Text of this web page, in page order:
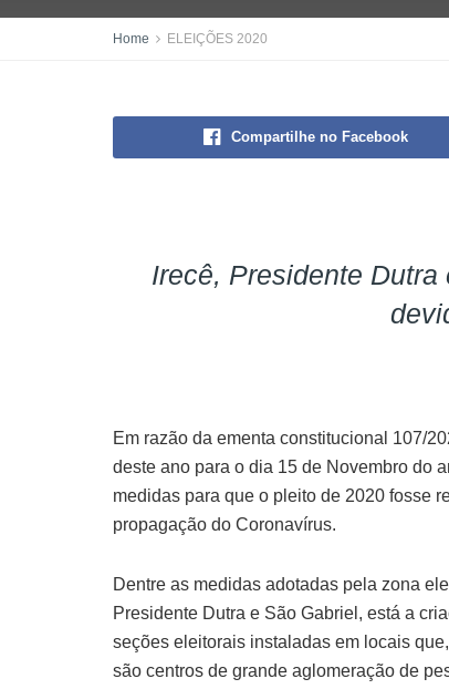
Home ELEIÇÕES 2020
Compartilhe no Facebook
Irecê, Presidente
Em razão da ementa constitucional 107/
deste ano para o dia 15 de Novembro do
medidas para que o pleito de 2020 fosse
propagação do Coronavírus.
Dentre as medidas adotadas pela zona
Presidente Dutra e São Gabriel, está a
seções eleitorais instaladas em locais
são centros de grande aglomeração de